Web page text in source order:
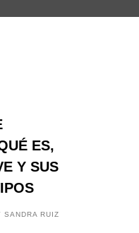
ES,
Y SUS
SANDRA RUIZ